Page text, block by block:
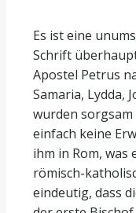
Es ist eine
Schrift
Apostel Petrus
Samaria, Lydda,
wurden
einfach keine
ihm in Rom, was
römisch-
eindeutig, dass